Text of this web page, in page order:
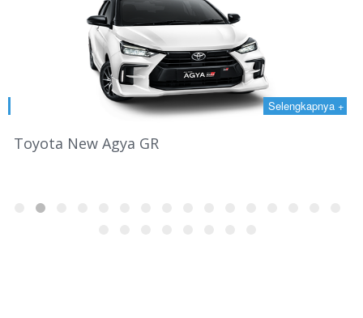
Selengkapnya +
Toyota New Agya GR